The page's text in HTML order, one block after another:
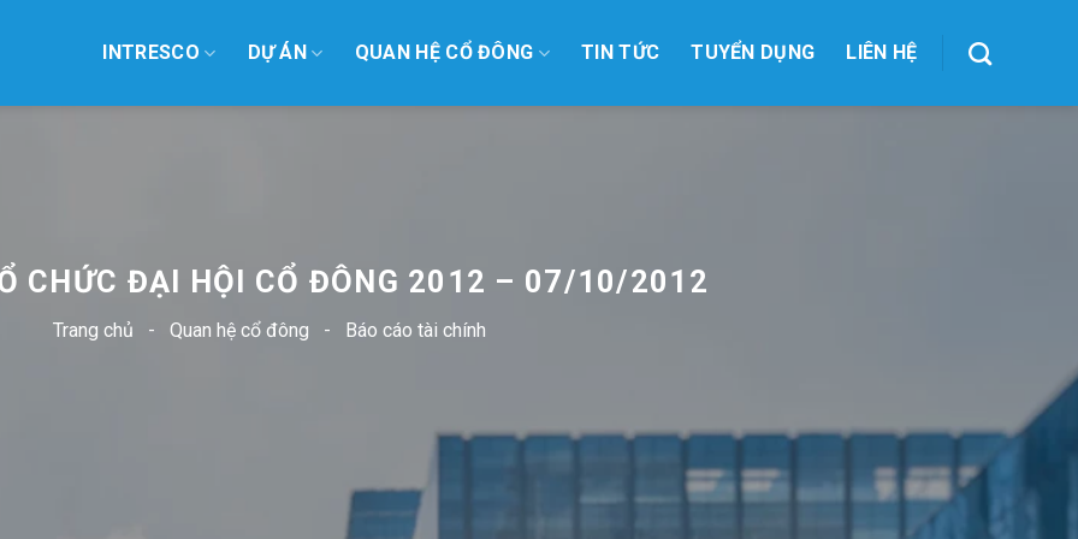
INTRESCO DỰ ÁN QUAN HỆ CỔ ĐÔNG TIN TỨC TUYỂN DỤNG LIÊN HỆ
CHỨC ĐẠI HỘI CỔ ĐÔNG 2012 – 07/10/2012
Trang chủ - Quan hệ cổ đông - Báo cáo tài chính